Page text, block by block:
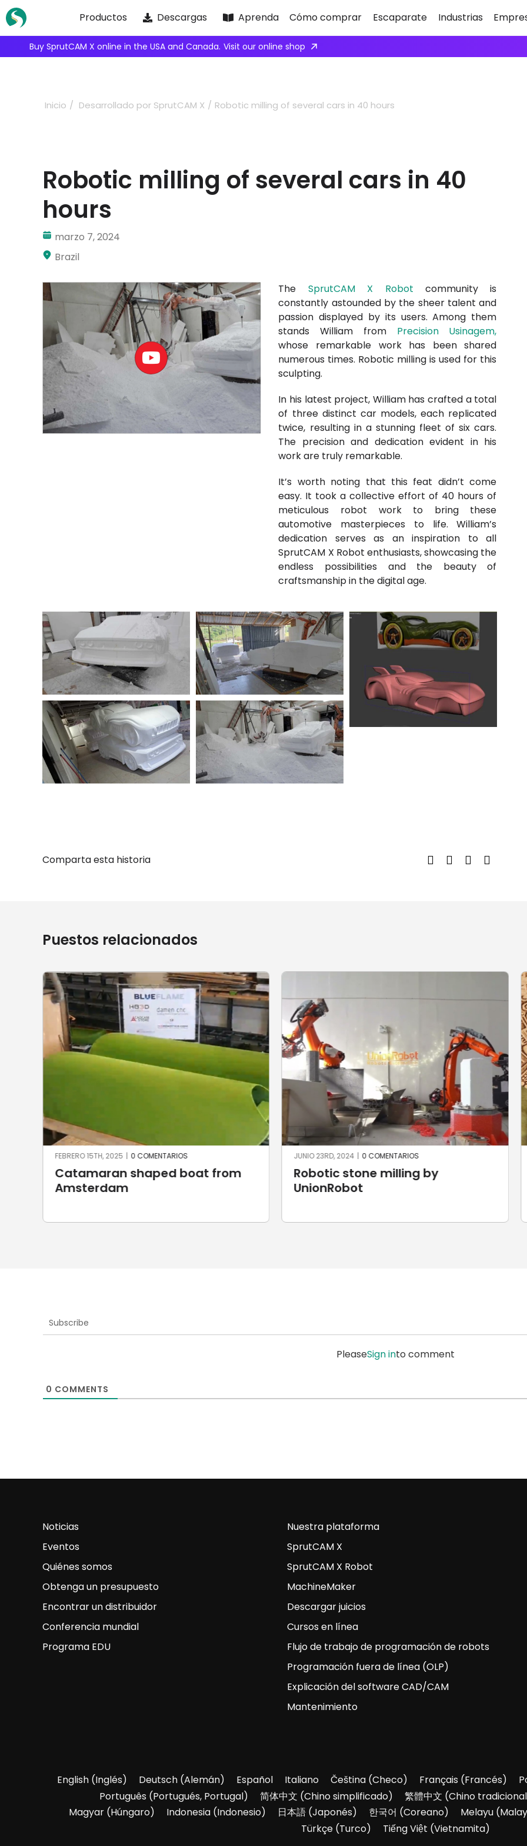
Skip
to
content
Productos Descargas Aprenda Cómo comprar Escaparate Industrias
Buy SprutCAM X online in the USA and Canada. Visit our online shop
Inicio Desarrollado por SprutCAM X Robotic milling of several cars in 40 hours
Robotic milling of several cars in 40
hours
marzo 7, 2024
Brazil
The SprutCAM X Robot community is
constantly astounded by the sheer talent and
passion displayed by its users. Among them
stands William from Precision Usinagem,
whose remarkable work has been shared
numerous times. Robotic milling is used for this
sculpting.
In his latest project, William has crafted a total
of three distinct car models, each replicated
twice, resulting in a stunning fleet of six cars.
The precision and dedication evident in his
work are truly remarkable.
It’s worth noting that this feat didn’t come
easy. It took a collective effort of 40 hours of
meticulous robot work to bring these
automotive masterpieces to life. William’s
dedication serves as an inspiration to all
SprutCAM X Robot enthusiasts, showcasing the
endless possibilities and the beauty of
craftsmanship in the digital age.
Comparta esta historia
Puestos relacionados
Catamaran shaped boat from
Amsterdam
FEBRERO 15TH, 2025 | 0 COMENTARIOS
Robotic stone milling by
UnionRobot
JUNIO 23RD, 2024 | 0 COMENTARIOS
Subscribe
PleaseSign into comment
0 COMMENTS
Noticias
Eventos
Quiénes somos
Obtenga un presupuesto
Encontrar un distribuidor
Conferencia mundial
Programa EDU
Nuestra plataforma
SprutCAM X
SprutCAM X Robot
MachineMaker
Descargar juicios
Cursos en línea
Flujo de trabajo de programación de robots
Programación fuera de línea (OLP)
Explicación del software CAD/CAM
Mantenimiento
English (Inglés) Deutsch (Alemán) Español Italiano Čeština (Checo) Français (Francés)
Português (Portugués, Portugal) 简体中文 (Chino simplificado) 繁體中文 (Chino tradicional
Magyar(Húngaro) Indonesia(Indonesio) 日本語(Japonés) 한국어 (Coreano) Melayu(
Türkçe(Turco) Tiếng Việt (Vietnamita)